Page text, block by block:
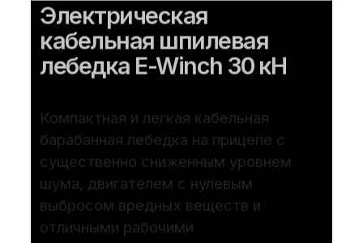
Электрическая
кабельная шпилевая
лебедка E-Winch 30 кН
барабанная лебедка на прицепе с
существенно сниженным уровнем
шума, двигателем с нулевым
выбросом вредных веществ и
отличными рабочими
характеристиками.